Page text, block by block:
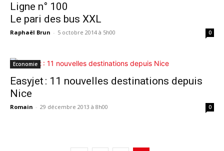
Ligne n° 100
Le pari des bus XXL
Raphaël Brun - 5 octobre 2014 à 5h00 0
Economie
Easyjet : 11 nouvelles destinations depuis
Nice
Romain - 29 décembre 2013 à 8h00 0